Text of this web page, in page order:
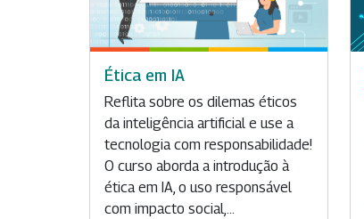
Ética em IA
Reflita sobre os dilemas éticos
da inteligência artificial e use a
tecnologia com responsabilidade!
O curso aborda a introdução à
ética em IA, o uso responsável
com impacto social,...